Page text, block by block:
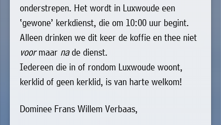
onderstrepen. Het wordt in Luxwoude een
‘gewone’ kerkdienst, die om 10:00 uur begint.
Alleen drinken we dit keer de koffie en thee niet
voormaarnade dienst.
Iedereen die in of rondom Luxwoude woont,
kerklid of geen kerklid, is van harte welkom!
Dominee Frans Willem Verbaas,
»
Foto's
»
Historische
verhalen
»
Dossiers
»